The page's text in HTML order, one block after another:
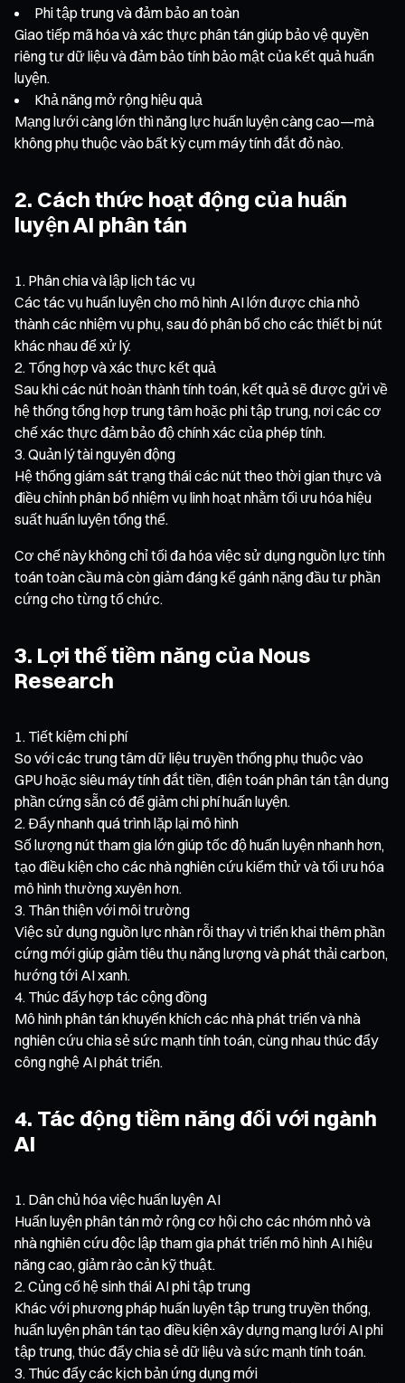
Phi tập trung và đảm bảo an toàn
Giao tiếp mã hóa và xác thực phân tán giúp bảo vệ quyền
riêng tư dữ liệu và đảm bảo tính bảo mật của kết quả huấn
luyện.
Khả năng mở rộng hiệu quả
Mạng lưới càng lớn thì năng lực huấn luyện càng cao—mà
không phụ thuộc vào bất kỳ cụm máy tính đắt đỏ nào.
2. Cách thức hoạt động của huấn
luyện AI phân tán
Phân chia và lập lịch tác vụ
Các tác vụ huấn luyện cho mô hình AI lớn được chia nhỏ
thành các nhiệm vụ phụ, sau đó phân bổ cho các thiết bị nút
khác nhau để xử lý.
Tổng hợp và xác thực kết quả
Sau khi các nút hoàn thành tính toán, kết quả sẽ được gửi về
hệ thống tổng hợp trung tâm hoặc phi tập trung, nơi các cơ
chế xác thực đảm bảo độ chính xác của phép tính.
Quản lý tài nguyên động
Hệ thống giám sát trạng thái các nút theo thời gian thực và
điều chỉnh phân bổ nhiệm vụ linh hoạt nhằm tối ưu hóa hiệu
suất huấn luyện tổng thể.
Cơ chế này không chỉ tối đa hóa việc sử dụng nguồn lực tính
toán toàn cầu mà còn giảm đáng kể gánh nặng đầu tư phần
cứng cho từng tổ chức.
3. Lợi thế tiềm năng của Nous
Research
Tiết kiệm chi phí
So với các trung tâm dữ liệu truyền thống phụ thuộc vào
GPU hoặc siêu máy tính đắt tiền, điện toán phân tán tận dụng
phần cứng sẵn có để giảm chi phí huấn luyện.
Đẩy nhanh quá trình lặp lại mô hình
Số lượng nút tham gia lớn giúp tốc độ huấn luyện nhanh hơn,
tạo điều kiện cho các nhà nghiên cứu kiểm thử và tối ưu hóa
mô hình thường xuyên hơn.
Thân thiện với môi trường
Việc sử dụng nguồn lực nhàn rỗi thay vì triển khai thêm phần
cứng mới giúp giảm tiêu thụ năng lượng và phát thải carbon,
hướng tới AI xanh.
Thúc đẩy hợp tác cộng đồng
Mô hình phân tán khuyến khích các nhà phát triển và nhà
nghiên cứu chia sẻ sức mạnh tính toán, cùng nhau thúc đẩy
công nghệ AI phát triển.
4. Tác động tiềm năng đối với ngành
AI
Dân chủ hóa việc huấn luyện AI
Huấn luyện phân tán mở rộng cơ hội cho các nhóm nhỏ và
nhà nghiên cứu độc lập tham gia phát triển mô hình AI hiệu
năng cao, giảm rào cản kỹ thuật.
Củng cố hệ sinh thái AI phi tập trung
Khác với phương pháp huấn luyện tập trung truyền thống,
huấn luyện phân tán tạo điều kiện xây dựng mạng lưới AI phi
tập trung, thúc đẩy chia sẻ dữ liệu và sức mạnh tính toán.
Thúc đẩy các kịch bản ứng dụng mới